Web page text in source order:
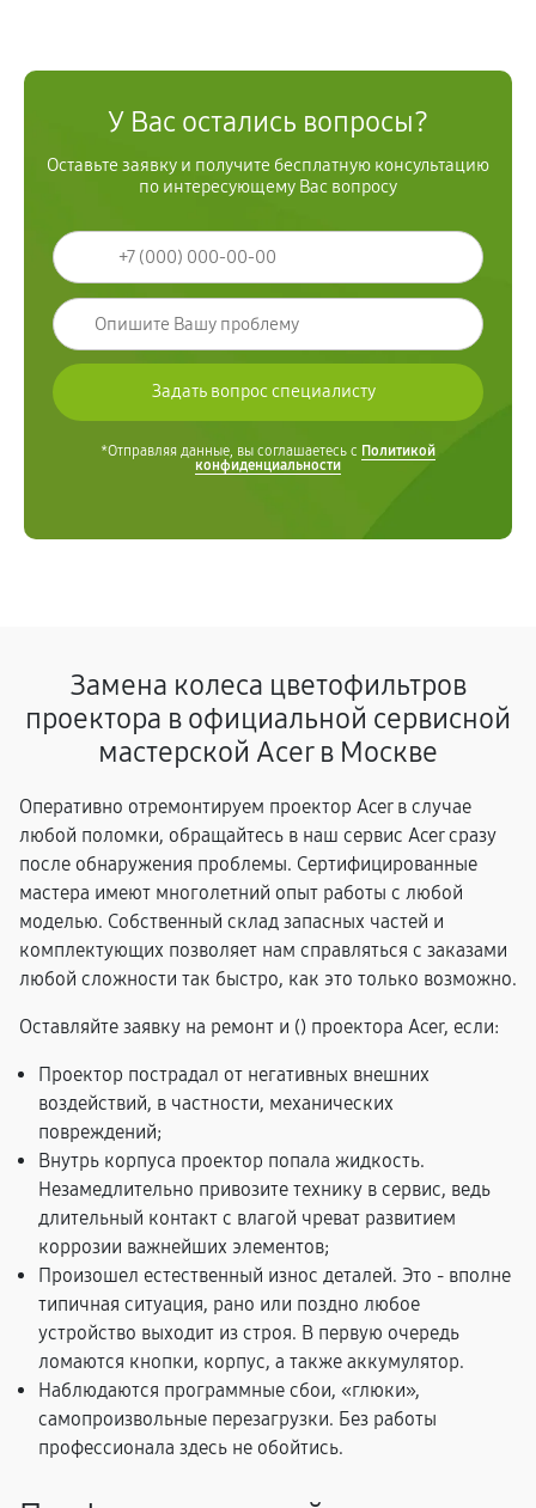
У Вас остались вопросы?
Оставьте заявку и получите бесплатную консультацию
по интересующему Вас вопросу
*Отправляя данные, вы соглашаетесь с Политикой
конфиденциальности
Замена колеса цветофильтров
проектора в официальной сервисной
мастерской Acer в Москве
Оперативно отремонтируем проектор Acer в случае
любой поломки, обращайтесь в наш сервис Acer сразу
после обнаружения проблемы. Сертифицированные
мастера имеют многолетний опыт работы с любой
моделью. Собственный склад запасных частей и
комплектующих позволяет нам справляться с заказами
любой сложности так быстро, как это только возможно.
Оставляйте заявку на ремонт и () проектора Acer, если:
Проектор пострадал от негативных внешних
воздействий, в частности, механических
повреждений;
Внутрь корпуса проектор попала жидкость.
Незамедлительно привозите технику в сервис, ведь
длительный контакт с влагой чреват развитием
коррозии важнейших элементов;
Произошел естественный износ деталей. Это - вполне
типичная ситуация, рано или поздно любое
устройство выходит из строя. В первую очередь
ломаются кнопки, корпус, а также аккумулятор.
Наблюдаются программные сбои, «глюки»,
самопроизвольные перезагрузки. Без работы
профессионала здесь не обойтись.